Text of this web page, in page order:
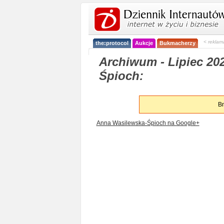
the:protocol Aukcje Bukmacherzy <
Archiwum - Lipiec
Śpioch:
Anna Wasilewska-Śpioch na Google+